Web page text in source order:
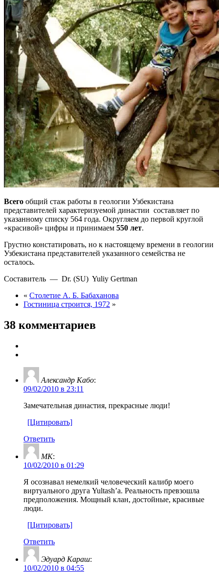
Всего общий стаж работы в геологии Узбекистана
представителей характеризуемой династии составляет по
указанному списку 564 года. Округляем до первой круглой
«красивой» цифры и принимаем 550 лет.
Грустно констатировать, но к настоящему времени в геологии
Узбекистана представителей указанного семейства не
осталось.
Составитель — Dr. (SU) Yuliy Gertman
« Столетие А. Б. Бабаханова
Гостиница строится, 1972 »
38 комментариев
Александр Кабо:
09/02/2010 в 23:11
Замечательная династия, прекрасные люди!
[Цитировать]
Ответить
MK:
10/02/2010 в 01:29
Я осознавал немелкий человеческий калибр моего
виртуального друга Yultash’а. Реальность превзошла
предположения. Мощный клан, достойные, красивые
люди.
[Цитировать]
Ответить
Эдуард Караш:
10/02/2010 в 04:55